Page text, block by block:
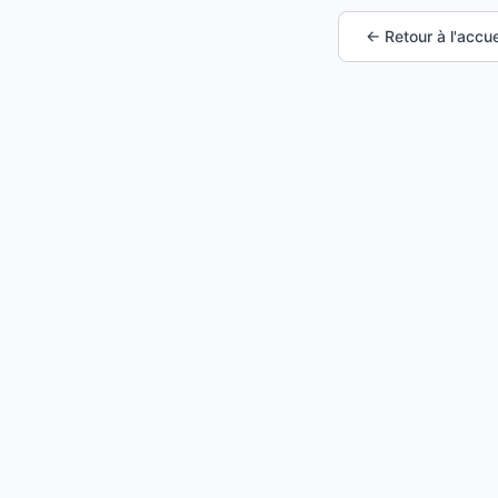
← Retour à